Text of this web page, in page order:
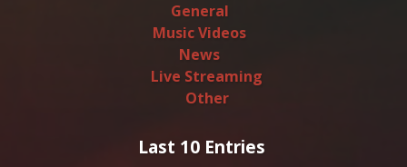
General
Music Videos
News
Live Streaming
Other
Last 10 Entries